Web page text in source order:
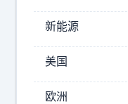
期
，
薄
临
件
新能源
美国
欧洲